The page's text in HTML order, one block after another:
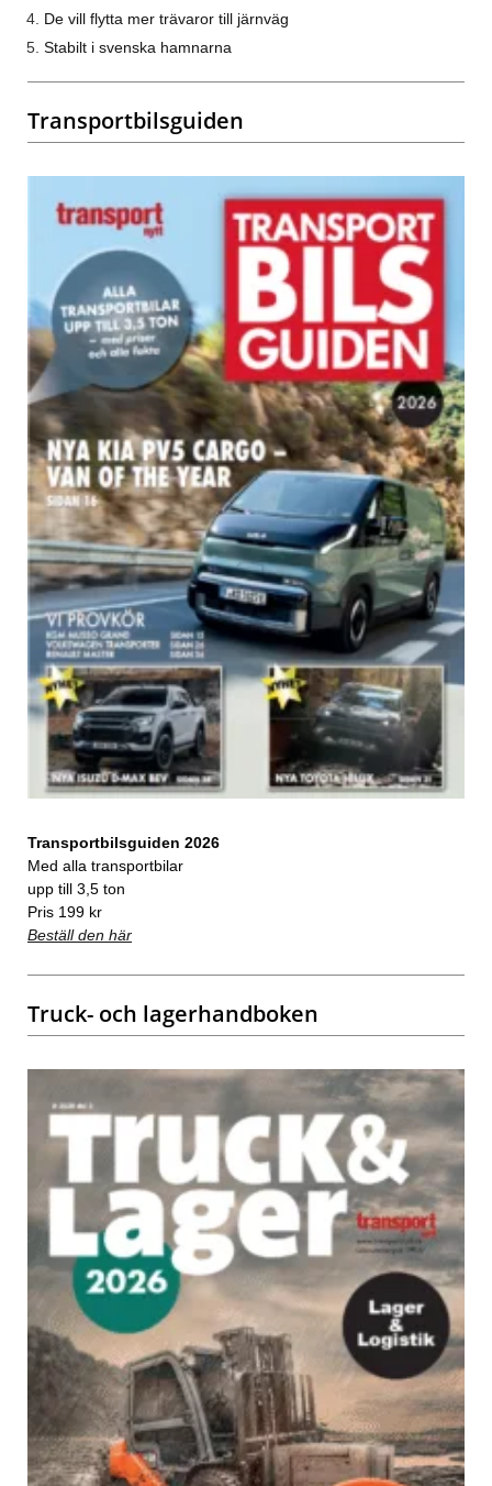
De vill flytta mer trävaror till järnväg
Stabilt i svenska hamnarna
Transportbilsguiden
Transportbilsguiden 2026
Med alla transportbilar
upp till 3,5 ton
Pris 199 kr
Beställ den här
Truck- och lagerhandboken